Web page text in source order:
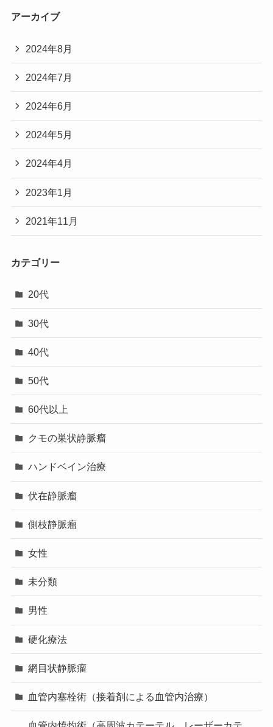
アーカイブ
2024年8月
2024年7月
2024年6月
2024年5月
2024年4月
2023年1月
2021年11月
カテゴリー
20代
30代
40代
50代
60代以上
クモの巣状静脈瘤
ハンドベイン治療
伏在静脈瘤
側枝静脈瘤
女性
未分類
男性
硬化療法
網目状静脈瘤
血管内塞栓術（接着剤による血管内治療）